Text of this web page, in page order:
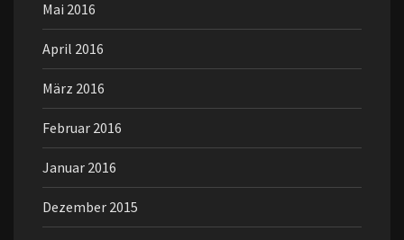
Mai 2016
April 2016
März 2016
Februar 2016
Januar 2016
Dezember 2015